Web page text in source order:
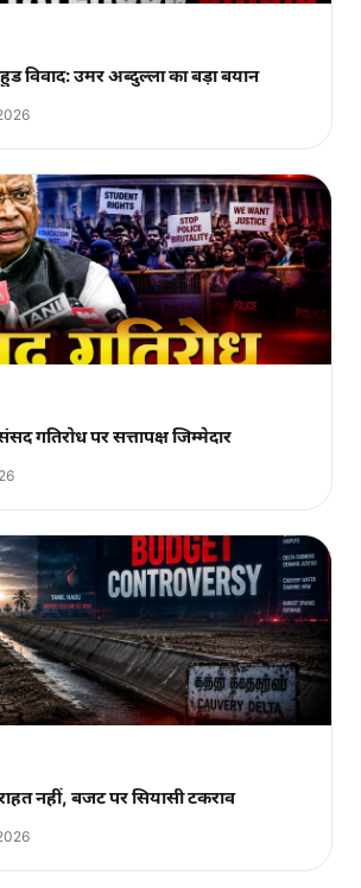
विवाद: उमर अब्दुल्ला का बड़ा बयान
गतिरोध पर सत्तापक्ष जिम्मेदार
नहीं, बजट पर सियासी टकराव